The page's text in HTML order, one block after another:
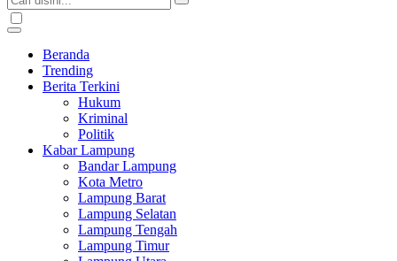
Beranda
Trending
Berita Terkini
Hukum
Kriminal
Politik
Kabar Lampung
Bandar Lampung
Kota Metro
Lampung Barat
Lampung Selatan
Lampung Tengah
Lampung Timur